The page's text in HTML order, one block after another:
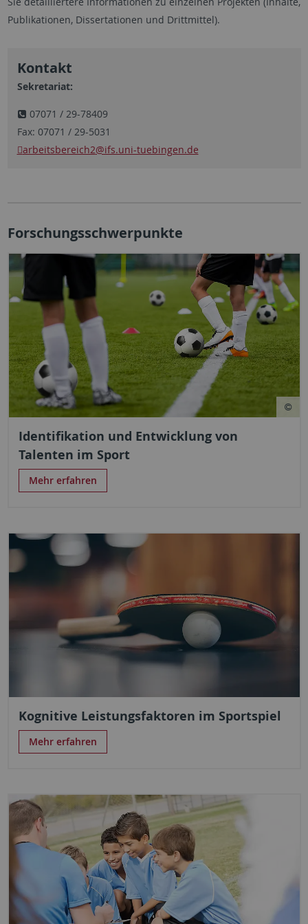
Publikationen, Dissertationen und Drittmittel).
Kontakt
Sekretariat:
07071 / 29-78409
Fax: 07071 / 29-5031
arbeitsbereich2@ifs.uni-tuebingen.de
Forschungsschwerpunkte
Identifikation und Entwicklung von
Talenten im Sport
Mehr erfahren
Kognitive Leistungsfaktoren im Sportspiel
Mehr erfahren